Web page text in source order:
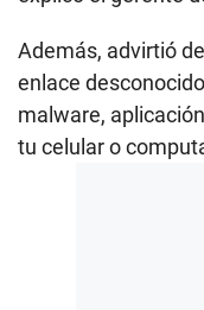
Además, advirtió
enlace
malware,
tu celular o